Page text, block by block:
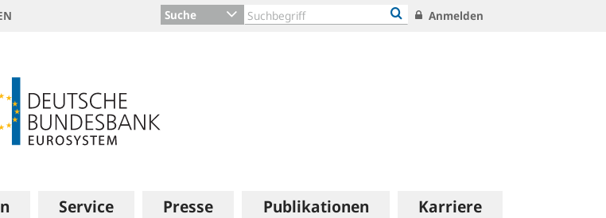
Suche Anmelden
Service Presse Publikationen Karriere